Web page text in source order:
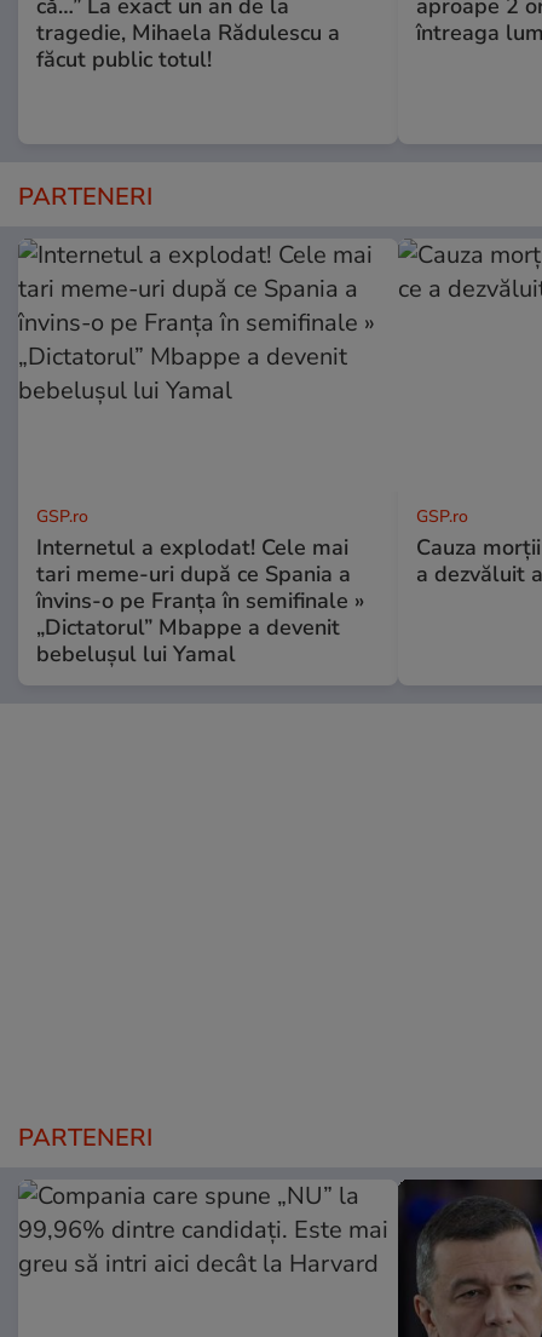
tragedie, Mihaela Rădulescu a
făcut public totul!
întreaga
PARTENERI
GSP.ro
Internetul a explodat! Cele mai
tari meme-uri după ce Spania a
învins-o pe Franța în semifinale »
„Dictatorul” Mbappe a devenit
bebelușul lui Yamal
GSP.ro
Cauza
a dezvăluit
PARTENERI